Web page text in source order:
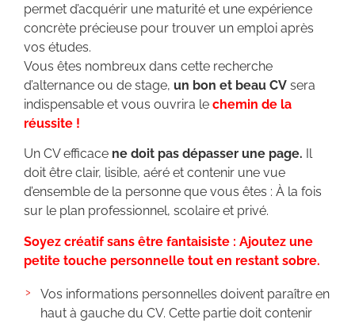
permet d’acquérir une maturité et une expérience
concrète précieuse pour trouver un emploi après
vos études.
Vous êtes nombreux dans cette recherche
d’alternance ou de stage, un bon et beau CV sera
indispensable et vous ouvrira le chemin de la
réussite !
Un CV efficace ne doit pas dépasser une page. Il
doit être clair, lisible, aéré et contenir une vue
d’ensemble de la personne que vous êtes : À la fois
sur le plan professionnel, scolaire et privé.
Soyez créatif sans être fantaisiste : Ajoutez une
petite touche personnelle tout en restant sobre.
Vos informations personnelles doivent paraître en
haut à gauche du CV. Cette partie doit contenir